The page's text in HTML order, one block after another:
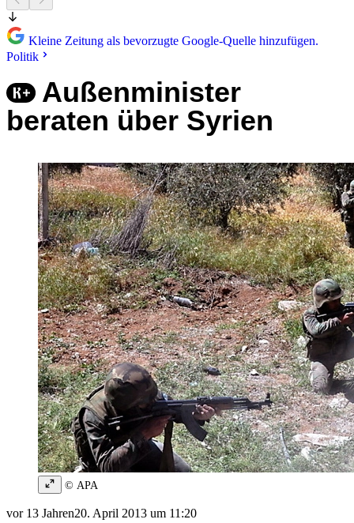
Kleine Zeitung als bevorzugte Google-Quelle hinzufügen.
Politik
Außenminister
beraten über Syrien
© APA
vor 13 Jahren20. April 2013 um 11:20